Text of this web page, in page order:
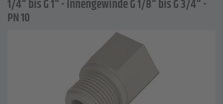
1/4" bis G 1" - Innengewinde G 1/8" bis G 3/4" -
PN 10